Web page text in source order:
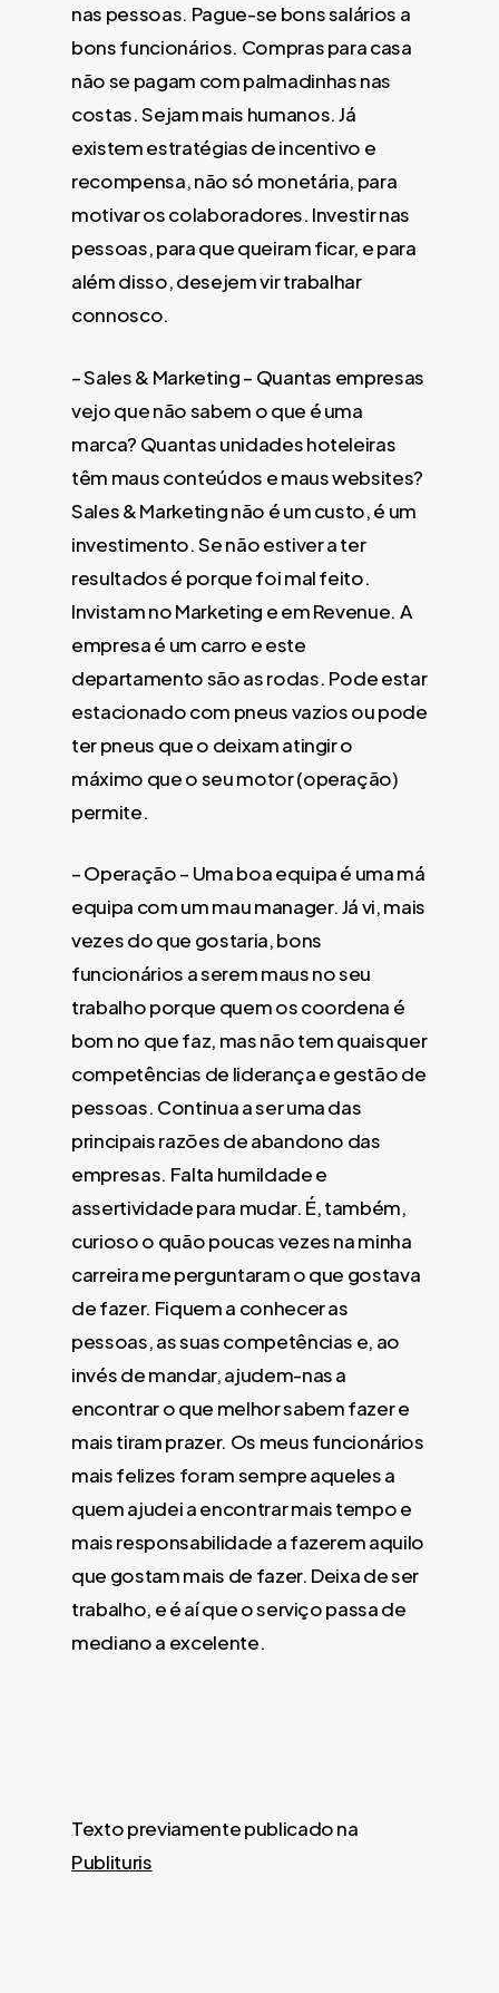
nas pessoas. Pague-se bons salários a
bons funcionários. Compras para casa
não se pagam com palmadinhas nas
costas. Sejam mais humanos. Já
existem estratégias de incentivo e
recompensa, não só monetária, para
motivar os colaboradores. Investir nas
pessoas, para que queiram ficar, e para
além disso, desejem vir trabalhar
connosco.
– Sales & Marketing – Quantas empresas
vejo que não sabem o que é uma
marca? Quantas unidades hoteleiras
têm maus conteúdos e maus websites?
Sales & Marketing não é um custo, é um
investimento. Se não estiver a ter
resultados é porque foi mal feito.
Invistam no Marketing e em Revenue. A
empresa é um carro e este
departamento são as rodas. Pode estar
estacionado com pneus vazios ou pode
ter pneus que o deixam atingir o
máximo que o seu motor (operação)
permite.
– Operação – Uma boa equipa é uma má
equipa com um mau manager. Já vi, mais
vezes do que gostaria, bons
funcionários a serem maus no seu
trabalho porque quem os coordena é
bom no que faz, mas não tem quaisquer
competências de liderança e gestão de
pessoas. Continua a ser uma das
principais razões de abandono das
empresas. Falta humildade e
assertividade para mudar. É, também,
curioso o quão poucas vezes na minha
carreira me perguntaram o que gostava
de fazer. Fiquem a conhecer as
pessoas, as suas competências e, ao
invés de mandar, ajudem-nas a
encontrar o que melhor sabem fazer e
mais tiram prazer. Os meus funcionários
mais felizes foram sempre aqueles a
quem ajudei a encontrar mais tempo e
mais responsabilidade a fazerem aquilo
que gostam mais de fazer. Deixa de ser
trabalho, e é aí que o serviço passa de
mediano a excelente.
Texto previamente publicado na
Publituris